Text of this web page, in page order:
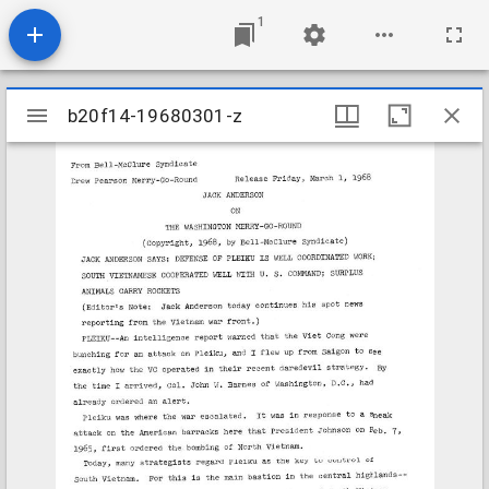
1
Mirador
viewer
b20f14-19680301-z
b20f14-19680301-z